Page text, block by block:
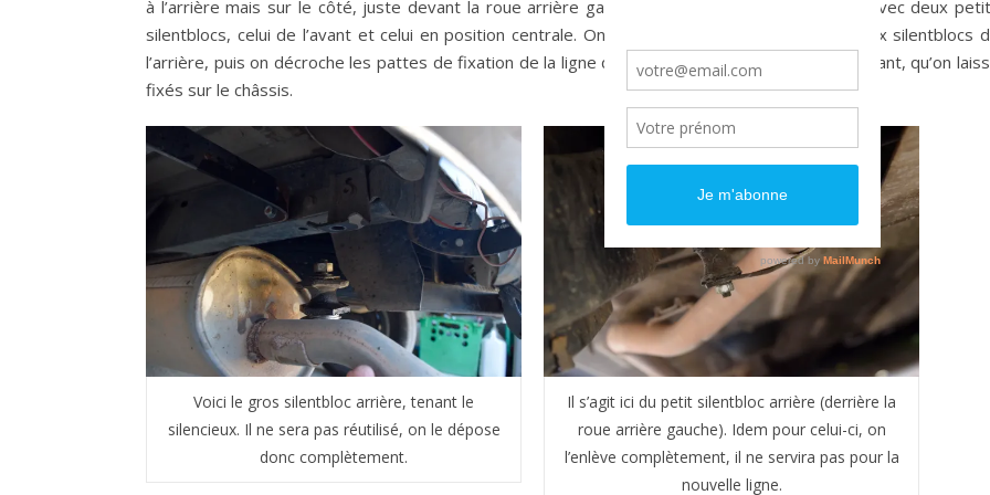
à l’arrière mais sur le côté, juste devant la roue arrière gauche. La ligne n’est donc fixée qu’avec deux
silentblocs, celui de l’avant et celui en position centrale. On retire donc complètement les deux silentblocs
l’arrière, puis on décroche les pattes de fixation de la ligne d’échappement des 2 silentblocs avant, qu’on
fixés sur le châssis.
Voici le gros silentbloc arrière, tenant le
silencieux. Il ne sera pas réutilisé, on le dépose
donc complètement.
Il s’agit ici du petit silentbloc arrière (derrière la
roue arrière gauche). Idem pour celui-ci, on
l’enlève complètement, il ne servira pas pour la
nouvelle ligne.